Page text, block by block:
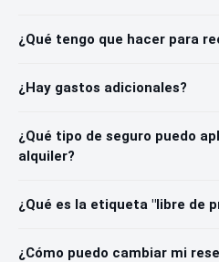
¿Qué tengo que hacer para
¿Hay gastos adicionales?
¿Qué tipo de seguro puedo
alquiler?
¿Qué es la etiqueta "libre de
¿Cómo puedo cambiar mi